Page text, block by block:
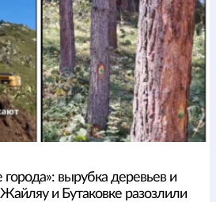
вырубка деревьев и
и Бутаковке разозлили